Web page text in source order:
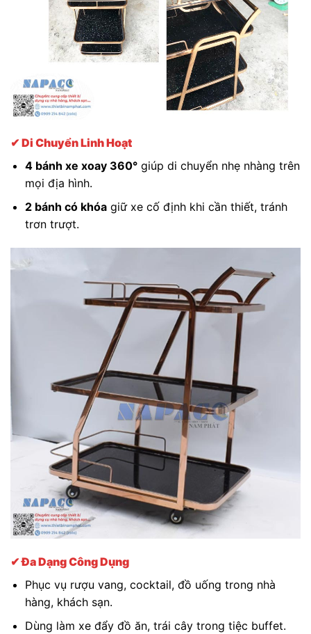
✔ Di Chuyển Linh Hoạt
4 bánh xe xoay 360°giúp di chuyển nhẹ nhàng trên
mọi địa hình.
2 bánh có khóagiữ xe cố định khi cần thiết, tránh
trơn trượt.
✔ Đa Dạng Công Dụng
Phục vụ rượu vang, cocktail, đồ uống trong nhà
hàng, khách sạn.
Dùng làm xe đẩy đồ ăn, trái cây trong tiệc buffet.